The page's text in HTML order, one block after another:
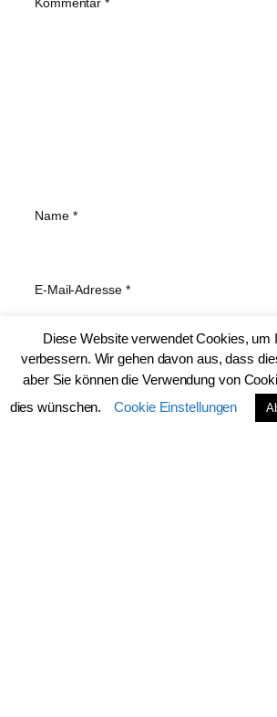
Name *
E-Mail-Adresse *
Website
Diese Website verwendet Cookies, um
verbessern. Wir gehen davon aus, dass
aber Sie können die Verwendung von
dies wünschen.
Cookie Einstellungen